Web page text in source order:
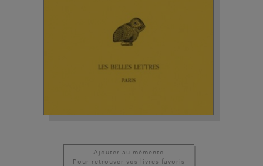
Ajouter au mémento
Pour retrouver vos livres favoris